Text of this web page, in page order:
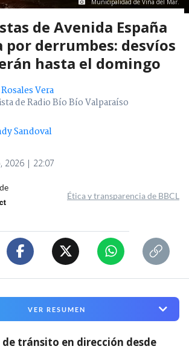
de Avenida España
por derrumbes: desvíos
hasta el domingo
Vera
de Radio Bío Bío Valparaíso
Sandoval
2026 | 22:07
Ética y transparencia de BBCL
VER RESUMEN
tránsito en dirección desde